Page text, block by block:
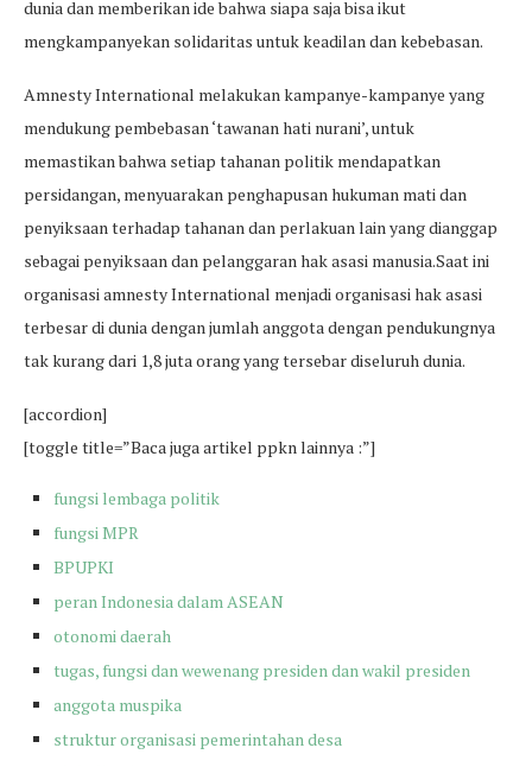
dunia dan memberikan ide bahwa siapa saja bisa ikut
mengkampanyekan solidaritas untuk keadilan dan kebebasan.
Amnesty International melakukan kampanye-kampanye yang
mendukung pembebasan ‘tawanan hati nurani’, untuk
memastikan bahwa setiap tahanan politik mendapatkan
persidangan, menyuarakan penghapusan hukuman mati dan
penyiksaan terhadap tahanan dan perlakuan lain yang dianggap
sebagai penyiksaan dan pelanggaran hak asasi manusia.Saat ini
organisasi amnesty International menjadi organisasi hak asasi
terbesar di dunia dengan jumlah anggota dengan pendukungnya
tak kurang dari 1,8 juta orang yang tersebar diseluruh dunia.
[accordion]
[toggle title=”Baca juga artikel ppkn lainnya :”]
fungsi lembaga politik
fungsi MPR
BPUPKI
peran Indonesia dalam ASEAN
otonomi daerah
tugas, fungsi dan wewenang presiden dan wakil presiden
anggota muspika
struktur organisasi pemerintahan desa